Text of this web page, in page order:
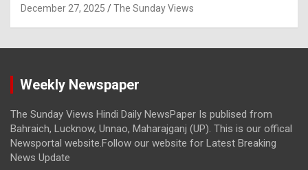
December 27, 2025 The Sunday Views
Weekly Newspaper
The Sunday Views Hindi Daily NewsPaper Is publised from
Bahraich, Lucknow, Unnao, Maharajganj (UP). This is our offical
Newsportal website.Follow our website for Latest Breaking
News Update